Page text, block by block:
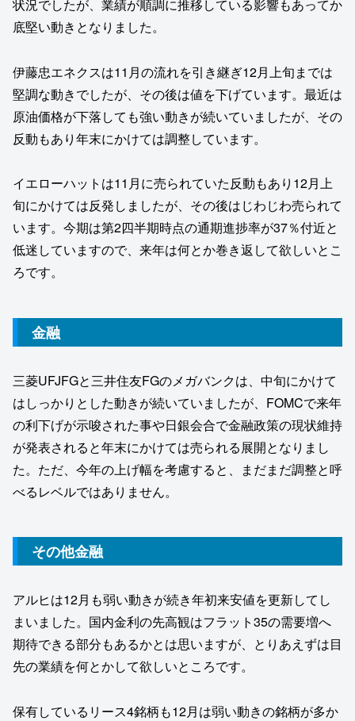
状況でしたが、業績が順調に推移している影響もあってか
底堅い動きとなりました。
伊藤忠エネクスは11月の流れを引き継ぎ12月上旬までは
堅調な動きでしたが、その後は値を下げています。最近は
原油価格が下落しても強い動きが続いていましたが、その
反動もあり年末にかけては調整しています。
イエローハットは11月に売られていた反動もあり12月上
旬にかけては反発しましたが、その後はじわじわ売られて
います。今期は第2四半期時点の通期進捗率が37％付近と
低迷していますので、来年は何とか巻き返して欲しいとこ
ろです。
金融
三菱UFJFGと三井住友FGのメガバンクは、中旬にかけて
はしっかりとした動きが続いていましたが、FOMCで来年
の利下げが示唆された事や日銀会合で金融政策の現状維持
が発表されると年末にかけては売られる展開となりまし
た。ただ、今年の上げ幅を考慮すると、まだまだ調整と呼
べるレベルではありません。
その他金融
アルヒは12月も弱い動きが続き年初来安値を更新してし
まいました。国内金利の先高観はフラット35の需要増へ
期待できる部分もあるかとは思いますが、とりあえずは目
先の業績を何とかして欲しいところです。
保有しているリース4銘柄も12月は弱い動きの銘柄が多か